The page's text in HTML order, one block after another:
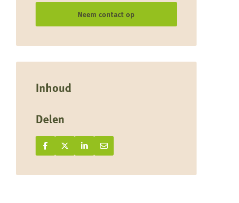
Neem contact op
Inhoud
Delen
Deel op Facebook
Deel
Deel op X
Deel
Deel op LinkedIn
Deel
Deel via e-mail
Deel